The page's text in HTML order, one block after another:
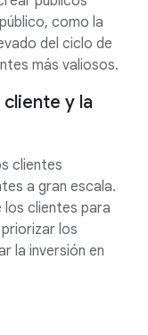
como la
del ciclo de
más valiosos.
y la
clientes
a gran escala.
los clientes para
los
la inversión en